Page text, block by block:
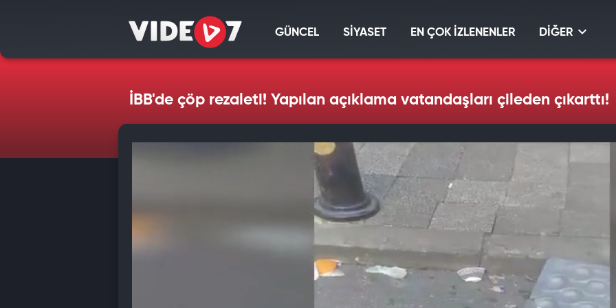
GÜNCEL SİYASET EN ÇOK İZLENENLER DİĞER
İBB'de çöp rezaleti! Yapılan açıklama vatandaşları çileden çıkarttı!